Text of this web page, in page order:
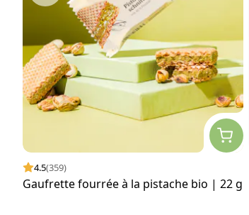
4.5(359)
Gaufrette fourrée à la pistache bio | 22 g